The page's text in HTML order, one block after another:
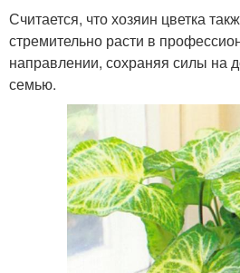
Считается, что хозяин цветка
стремительно расти в
направлении, сохраняя силы на
семью.